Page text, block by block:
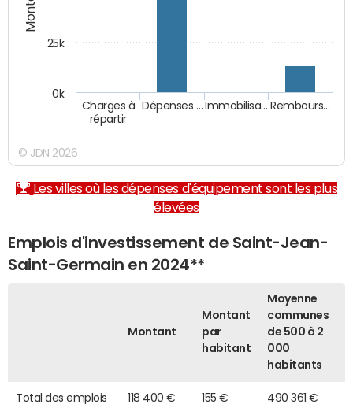
Charges à
répartir
Dépenses … Immobilisa… Rembours…
0k
25k
© JDN 2026
Les villes où les dépenses d'équipement sont les plus
élevées
Emplois d'investissement de Saint-Jean-
Saint-Germain en 2024**
Montant
Montant
par
habitant
Moyenne
communes
de 500 à 2
000
habitants
Total des emplois
118 400 € 155 € 490 361 €